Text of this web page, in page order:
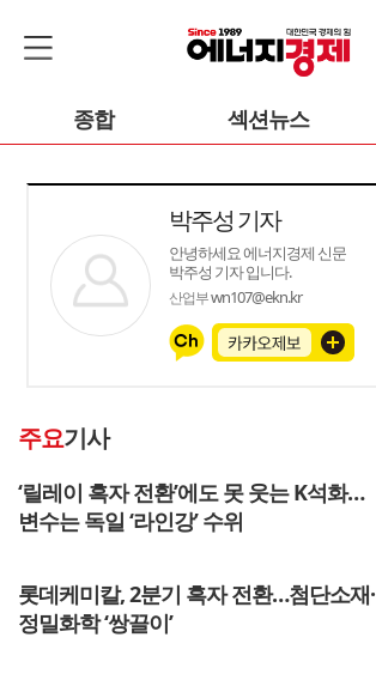
종합 섹션뉴스
박주성 기자
안녕하세요 에너지경제 신문
박주성 기자 입니다.
산업부wn107@ekn.kr
주요기사
‘릴레이 흑자 전환’에도 못 웃는 K석화…
변수는 독일 ‘라인강’ 수위
롯데케미칼, 2분기 흑자 전환…첨단소재·
정밀화학 ‘쌍끌이’